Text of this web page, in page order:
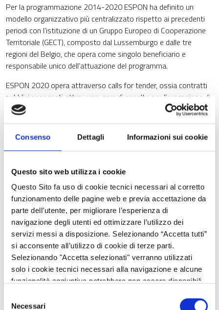
Consenso Dettagli Informazioni sui cookie
Questo sito web utilizza i cookie
Questo Sito fa uso di cookie tecnici necessari al corretto
funzionamento delle pagine web e previa accettazione da
parte dell’utente, per migliorare l’esperienza di
navigazione degli utenti ed ottimizzare l’utilizzo dei
servizi messi a disposizione. Selezionando “Accetta tutti”
si acconsente all’utilizzo di cookie di terze parti.
Selezionando "Accetta selezionati" verranno utilizzati
solo i cookie tecnici necessari alla navigazione e alcune
funzionalità aggiuntive potrebbero non essere disponibili.
delNecessari
Per la programmazione 2014-2020 ESPON ha definito un
modello organizzativo più centralizzato rispetto ai precedenti
periodi con l’istituzione di un Gruppo Europeo di Cooperazione
Territoriale (GECT), composto dal Lussemburgo e dalle tre
regioni del Belgio, che opera come singolo beneficiario e
responsabile unico dell’attuazione del programma.
ESPON 2020 opera attraverso calls for tender, ossia contratti
pubblici assegnati attraverso gare di appalto per l’erogazione di
servizi volti all'attuazione e all'implementazione delle attività
Le attività riguardano:
dello sviluppo territoriale europeo, quali la Strategia Europa
2020, la Politica di coesione e l’Agenda territoriale 2020. Il
Programma prevede di realizzarne complessivamente 22.
Targeted Analyses: sono ricerche su commissione: si tratta di
analisi sviluppate su richiesta di stakeholder di livello politico
(Commissione europea, Stati, Regioni, Enti locali). Il Programma
prevede di realizzarne complessivamente 25 destinate ad un
unico o a un gruppo di autorità nazionali/regionali/città.
Policy Briefs/Working Papers (realizzati in-house): trattasi di
uno strumento nuovo, pensato per fornire tempestivamente
presidenza di turno dell’UE, alla politica di coesione, Europa